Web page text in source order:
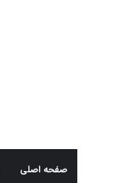
صفحه اصلی